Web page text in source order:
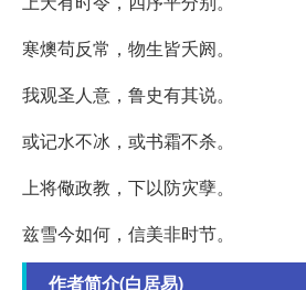
寒燠苟反常，物生皆夭阏。
我观圣人意，鲁史有其说。
或记水不冰，或书霜不杀。
上将儆政教，下以防灾孽。
兹雪今如何，信美非时节。
作者简介(白居易)